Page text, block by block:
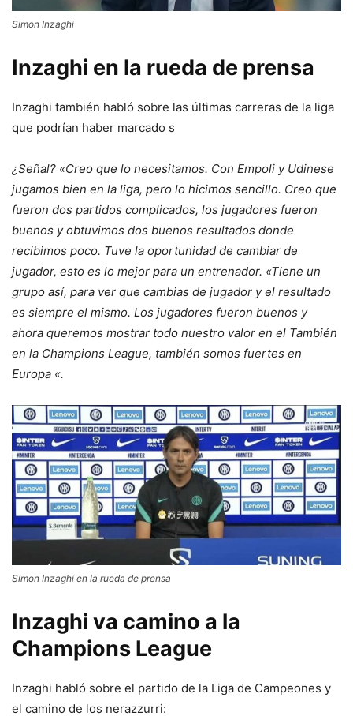
Simon Inzaghi
Inzaghi en la rueda de prensa
Inzaghi también habló sobre las últimas carreras de la liga
que podrían haber marcado s
¿Señal? «Creo que lo necesitamos. Con Empoli y Udinese
jugamos bien en la liga, pero lo hicimos sencillo. Creo que
fueron dos partidos complicados, los jugadores fueron
buenos y obtuvimos dos buenos resultados donde
recibimos poco. Tuve la oportunidad de cambiar de
jugador, esto es lo mejor para un entrenador. «Tiene un
grupo así, para ver que cambias de jugador y el resultado
es siempre el mismo. Los jugadores fueron buenos y
ahora queremos mostrar todo nuestro valor en el También
en la Champions League, también somos fuertes en
Europa «.
Simon Inzaghi en la rueda de prensa
Inzaghi va camino a la
Champions League
Inzaghi habló sobre el partido de la Liga de Campeones y
el camino de los nerazzurri: